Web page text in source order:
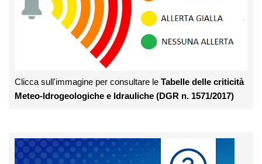
Clicca sull'immagine per consultare le Tabelle delle criticità
Meteo-Idrogeologiche e Idrauliche (DGR n. 1571/2017)